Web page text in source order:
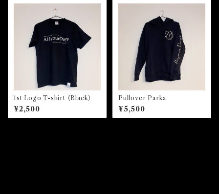
1st Logo T-shirt （Black）
¥2,500
Pullover Parka
¥5,500